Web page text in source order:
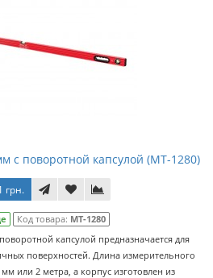
с поворотной капсулой (MT-1280)
грн.
Код товара: MT-1280
капсулой предназначается для
поверхностей. Длина измерительного
или 2 метра, а корпус изготовлен из